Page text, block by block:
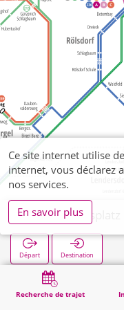
Recherche de trajet
Annakirmesplatz
Départ Destination
Démarrage Recherche
Ce site internet utilise
internet, vous déclarez
nos services.
En savoir plus